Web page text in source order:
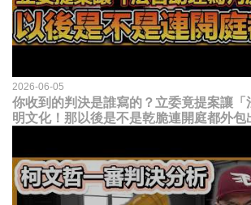
2026-06-05
你收到的判決是誰寫的？立委竟提案讓「
明文化！那以後是不是乾脆連開庭都外包